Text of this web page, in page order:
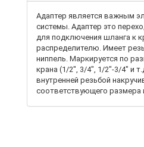
Адаптер является важным
системы. Адаптер это
для подключения шланга к
распределителю. Имеет
ниппель. Маркируется по
крана (1/2", 3/4", 1/2"-3/4" и
внутренней резьбой
соответствующего размера